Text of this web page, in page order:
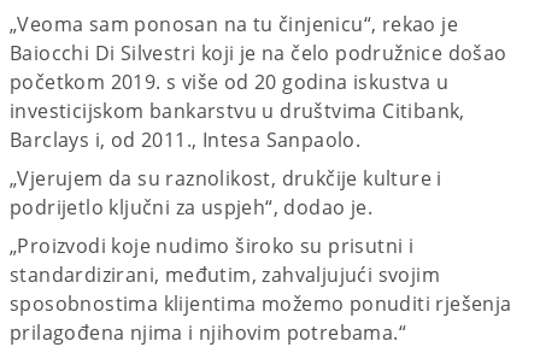
„Veoma sam ponosan na tu činjenicu“, rekao je
Baiocchi Di Silvestri koji je na čelo podružnice došao
početkom 2019. s više od 20 godina iskustva u
investicijskom bankarstvu u društvima Citibank,
Barclays i, od 2011., Intesa Sanpaolo.
„Vjerujem da su raznolikost, drukčije kulture i
podrijetlo ključni za uspjeh“, dodao je.
„Proizvodi koje nudimo široko su prisutni i
standardizirani, međutim, zahvaljujući svojim
sposobnostima klijentima možemo ponuditi rješenja
prilagođena njima i njihovim potrebama.“